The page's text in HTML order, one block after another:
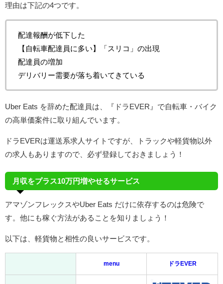
理由は下記の4つです。
配達報酬が低下した
【自転車配達員に多い】「スリコ」の出現
配達員の増加
デリバリー需要が落ち着いてきている
Uber Eats を辞めた配達員は、『ドラEVER』で自転車・バイク
の高単価案件に取り組んでいます。
ドラEVERは運送系求人サイトですが、トラックや軽貨物以外
の求人もありますので、必ず登録しておきましょう！
月収をプラス10万円増やせるサービス
アマゾンフレックスやUber Eats だけに依存するのは危険で
す。他にも稼ぐ方法があることを知りましょう！
以下は、軽貨物と相性の良いサービスです。
menu ドラEVER